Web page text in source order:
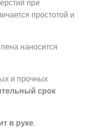
при
простотой и
наносится
и прочных
срок
в руке.